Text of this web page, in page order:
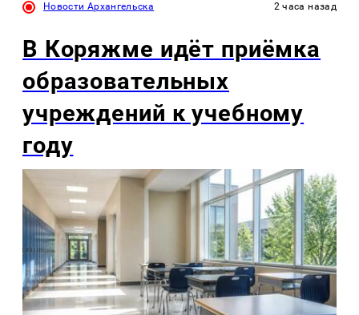
Новости Архангельска 2 часа назад
В Коряжме идёт приёмка
образовательных
учреждений к учебному
году